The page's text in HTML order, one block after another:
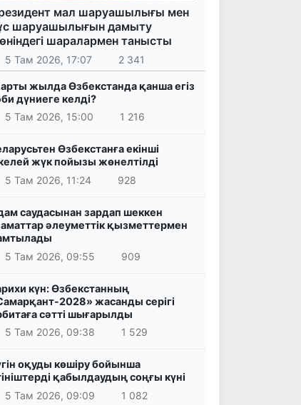
мал шаруашылығы мен
шаруашылығын дамыту
шаралармен танысты
5 Там 2026, 17:07 2 341
жылда Өзбекстанда қанша егіз
дүниеге келді?
5 Там 2026, 15:00
1 216
Өзбекстанға екінші
жүк пойызы жөнелтілді
5 Там 2026, 11:24
928
саудасынан зардап шеккен
әлеуметтік қызметтермен
5 Там 2026, 09:55
909
күн: Өзбекстанның
2028» жасанды серігі
сәтті шығарылды
5 Там 2026, 09:38
1 529
оқуды көшіру бойынша
қабылдаудың соңғы күні
5 Там 2026, 09:09
1 082